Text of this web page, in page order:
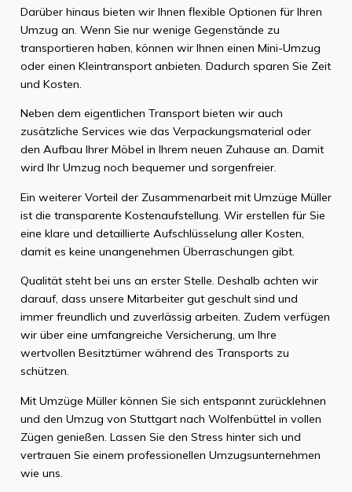
Darüber hinaus bieten wir Ihnen flexible Optionen für Ihren
Umzug an. Wenn Sie nur wenige Gegenstände zu
transportieren haben, können wir Ihnen einen Mini-Umzug
oder einen Kleintransport anbieten. Dadurch sparen Sie Zeit
und Kosten.
Neben dem eigentlichen Transport bieten wir auch
zusätzliche Services wie das Verpackungsmaterial oder
den Aufbau Ihrer Möbel in Ihrem neuen Zuhause an. Damit
wird Ihr Umzug noch bequemer und sorgenfreier.
Ein weiterer Vorteil der Zusammenarbeit mit Umzüge Müller
ist die transparente Kostenaufstellung. Wir erstellen für Sie
eine klare und detaillierte Aufschlüsselung aller Kosten,
damit es keine unangenehmen Überraschungen gibt.
Qualität steht bei uns an erster Stelle. Deshalb achten wir
darauf, dass unsere Mitarbeiter gut geschult sind und
immer freundlich und zuverlässig arbeiten. Zudem verfügen
wir über eine umfangreiche Versicherung, um Ihre
wertvollen Besitztümer während des Transports zu
schützen.
Mit Umzüge Müller können Sie sich entspannt zurücklehnen
und den Umzug von Stuttgart nach Wolfenbüttel in vollen
Zügen genießen. Lassen Sie den Stress hinter sich und
vertrauen Sie einem professionellen Umzugsunternehmen
wie uns.